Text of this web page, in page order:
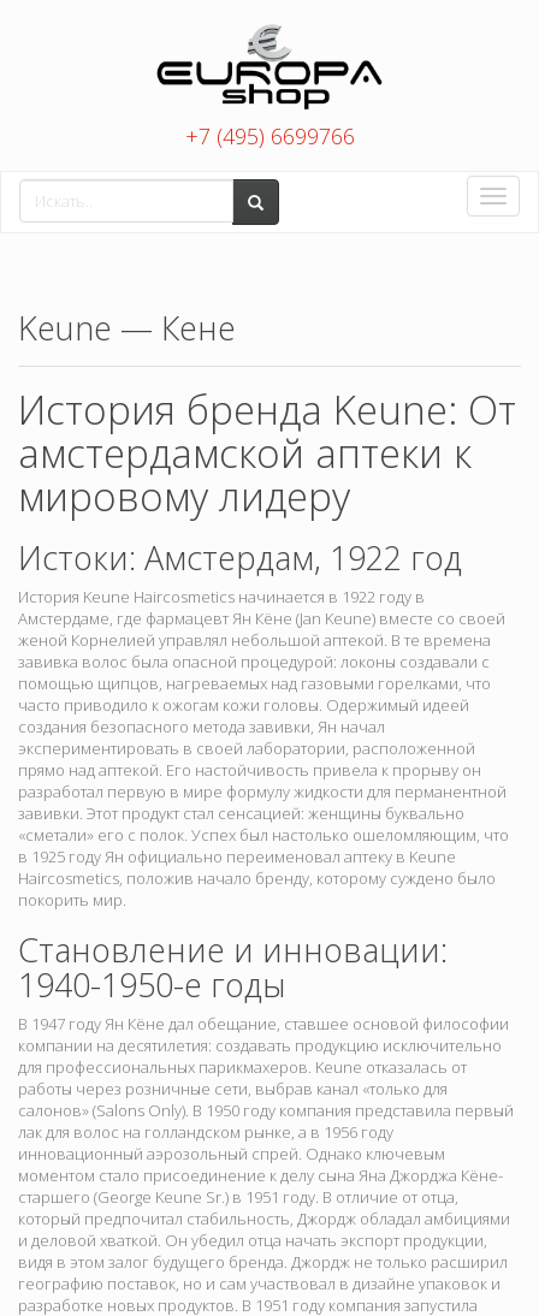
+7 (495) 6699766
Toggle
Keune — Кене
История бренда Keune: От
амстердамской аптеки к
мировому лидеру
Истоки: Амстердам, 1922 год
История Keune Haircosmetics начинается в 1922 году в
Амстердаме, где фармацевт Ян Кёне (Jan Keune) вместе со своей
женой Корнелией управлял небольшой аптекой. В те времена
завивка волос была опасной процедурой: локоны создавали с
помощью щипцов, нагреваемых над газовыми горелками, что
часто приводило к ожогам кожи головы. Одержимый идеей
создания безопасного метода завивки, Ян начал
экспериментировать в своей лаборатории, расположенной
прямо над аптекой. Его настойчивость привела к прорыву он
разработал первую в мире формулу жидкости для перманентной
завивки. Этот продукт стал сенсацией: женщины буквально
«сметали» его с полок. Успех был настолько ошеломляющим, что
в 1925 году Ян официально переименовал аптеку в Keune
Haircosmetics, положив начало бренду, которому суждено было
покорить мир.
Становление и инновации:
1940-1950-е годы
В 1947 году Ян Кёне дал обещание, ставшее основой философии
компании на десятилетия: создавать продукцию исключительно
для профессиональных парикмахеров. Keune отказалась от
работы через розничные сети, выбрав канал «только для
салонов» (Salons Only). В 1950 году компания представила первый
лак для волос на голландском рынке, а в 1956 году
инновационный аэрозольный спрей. Однако ключевым
моментом стало присоединение к делу сына Яна Джорджа Кёне-
старшего (George Keune Sr.) в 1951 году. В отличие от отца,
который предпочитал стабильность, Джордж обладал амбициями
и деловой хваткой. Он убедил отца начать экспорт продукции,
видя в этом залог будущего бренда. Джордж не только расширил
географию поставок, но и сам участвовал в дизайне упаковок и
разработке новых продуктов. В 1951 году компания запустила